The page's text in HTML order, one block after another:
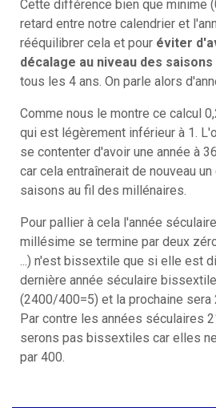
Cette différence bien que minime
retard entre notre calendrier et
rééquilibrer cela et pour éviter
décalage au niveau des saisons
tous les 4 ans. On parle alors
Comme nous le montre ce calcul
qui est légèrement inférieur à 1.
se contenter d'avoir une année à
car cela entraînerait de nouveau
saisons au fil des millénaires.
Pour pallier à cela l'année séculaire
millésime se termine par deux
...) n'est bissextile que si elle est
dernière année séculaire
(2400/400=5) et la prochaine
Par contre les années séculaires
serons pas bissextiles car elles
par 400.